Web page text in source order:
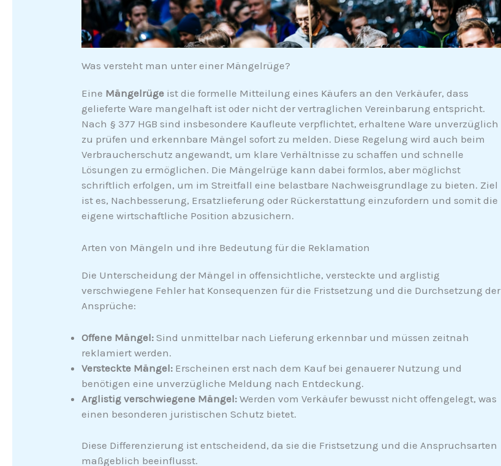
Was versteht man unter einer Mängelrüge?
Eine Mängelrüge ist die formelle Mitteilung eines Käufers an den Verkäufer, dass
gelieferte Ware mangelhaft ist oder nicht der vertraglichen Vereinbarung entspricht.
Nach § 377 HGB sind insbesondere Kaufleute verpflichtet, erhaltene Ware unverzüglich
zu prüfen und erkennbare Mängel sofort zu melden. Diese Regelung wird auch beim
Verbraucherschutz angewandt, um klare Verhältnisse zu schaffen und schnelle
Lösungen zu ermöglichen. Die Mängelrüge kann dabei formlos, aber möglichst
schriftlich erfolgen, um im Streitfall eine belastbare Nachweisgrundlage zu bieten. Ziel
ist es, Nachbesserung, Ersatzlieferung oder Rückerstattung einzufordern und somit die
eigene wirtschaftliche Position abzusichern.
Arten von Mängeln und ihre Bedeutung für die Reklamation
Die Unterscheidung der Mängel in offensichtliche, versteckte und arglistig
verschwiegene Fehler hat Konsequenzen für die Fristsetzung und die Durchsetzung der
Ansprüche:
Offene Mängel: Sind unmittelbar nach Lieferung erkennbar und müssen zeitnah
reklamiert werden.
Versteckte Mängel: Erscheinen erst nach dem Kauf bei genauerer Nutzung und
benötigen eine unverzügliche Meldung nach Entdeckung.
Arglistig verschwiegene Mängel: Werden vom Verkäufer bewusst nicht offengelegt, was
einen besonderen juristischen Schutz bietet.
Diese Differenzierung ist entscheidend, da sie die Fristsetzung und die Anspruchsarten
maßgeblich beeinflusst.